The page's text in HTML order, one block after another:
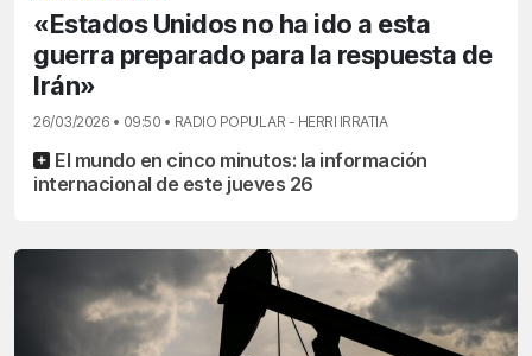
«Estados Unidos no ha ido a esta
guerra preparado para la respuesta de
Irán»
26/03/2026 • 09:50 • RADIO POPULAR - HERRI IRRATIA
El mundo en cinco minutos: la información
internacional de este jueves 26